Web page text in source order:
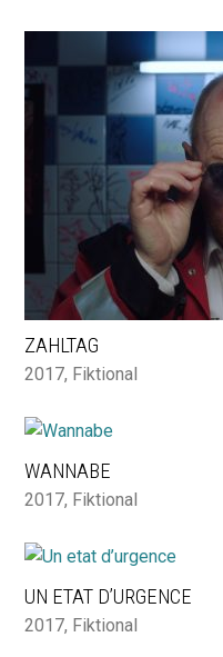
ZAHLTAG
2017, Fiktional
WANNABE
2017, Fiktional
UN ETAT D’URGENCE
2017, Fiktional